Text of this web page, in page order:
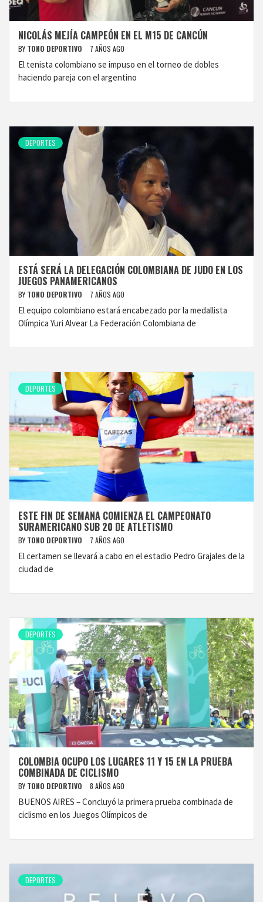
NICOLÁS MEJÍA CAMPEÓN EN EL M15 DE CANCÚN
BY TONO DEPORTIVO 7 AÑOS AGO
El tenista colombiano se impuso en el torneo de dobles
haciendo pareja con el argentino
DEPORTES
ESTÁ SERÁ LA DELEGACIÓN COLOMBIANA DE JUDO EN LOS
JUEGOS PANAMERICANOS
BY TONO DEPORTIVO 7 AÑOS AGO
El equipo colombiano estará encabezado por la medallista
Olímpica Yuri Alvear La Federación Colombiana de
DEPORTES
ESTE FIN DE SEMANA COMIENZA EL CAMPEONATO
SURAMERICANO SUB 20 DE ATLETISMO
BY TONO DEPORTIVO 7 AÑOS AGO
El certamen se llevará a cabo en el estadio Pedro Grajales de la
ciudad de
DEPORTES
COLOMBIA OCUPO LOS LUGARES 11 Y 15 EN LA PRUEBA
COMBINADA DE CICLISMO
BY TONO DEPORTIVO 8 AÑOS AGO
BUENOS AIRES – Concluyó la primera prueba combinada de
ciclismo en los Juegos Olímpicos de
DEPORTES